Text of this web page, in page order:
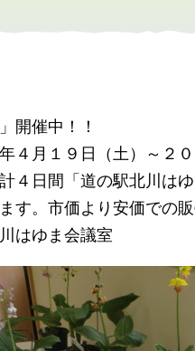
開催中！！
４月１９日（土）～２
４日間「道の駅北川は
す。市価より安価での販
はゆま会議室